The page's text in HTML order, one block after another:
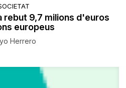
rebut 9,7 milions d'euros
europeus
Herrero